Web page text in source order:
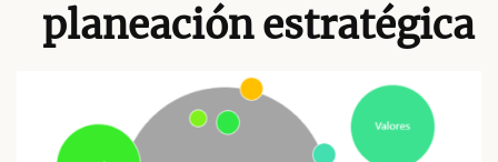
planeación estratégica